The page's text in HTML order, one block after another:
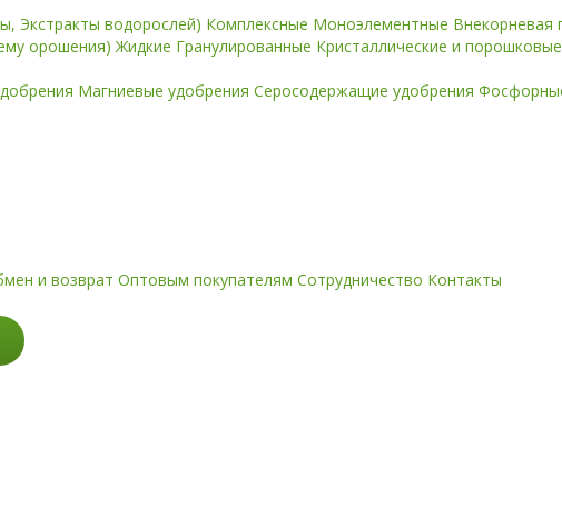
Экстракты водорослей) Комплексные Моноэлементные Внекорневая
орошения)Жидкие Гранулированные Кристаллические и порошковые
Магниевые удобрения Серосодержащие удобрения
и возврат Оптовым покупателям Сотрудничество Контакты